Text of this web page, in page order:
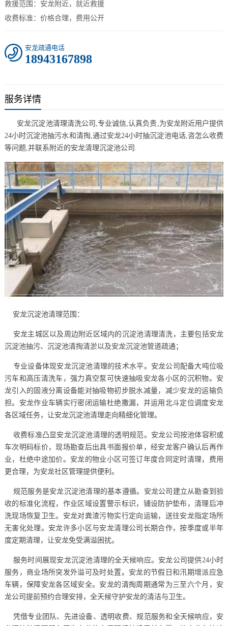
救援范围：安龙附近，就近救援
收费标准：价格合理，费用公开
安龙疏通电话
18943167898
服务详情
安龙沉淀池清理清洗公司,专业诚信,认真负责,为安龙附近用户提供
24小时沉淀池抽污水和清掏,通过安龙24小时抽沉淀池电话,咨怎么收费
等问题,并联系附近的安龙清理沉淀池公司.
安龙沉淀池清理范围：
安龙主城区以及周边附近区域内的沉淀池清理清洗，主要包括安龙
沉淀池抽污、沉淀池清掏清淤以及安龙沉淀池管道疏通；
专业设备体现安龙沉淀池清理的技术水平。安龙公司配备大吨位吸
污车和高压清洗车，强力真空泵可快速抽吸安龙各小区的沉积物。安
龙引入的固液分离设备能对抽吸物初步脱水减量，减少安龙的运输负
担。安龙作业车辆实行密闭运输杜绝撒漏，并运用北斗定位调度安龙
各区域任务，让安龙沉淀池清理走向精细化管理。
收费标准凸显安龙沉淀池清理的透明规范。安龙公司按池体容积或
车次明码标价，现场勘查后出具书面报价单，经安龙客户确认后再作
业，杜绝中途加价。安龙的物业小区可签订年度合同定时清理，费用
更合理，为安龙社区管理提供便利。
规范服务是安龙沉淀池清理的基本遵循。安龙公司建立从勘查到验
收的标准化流程，作业区域设置警示标识，铺设防护垫布，清理后冲
洗现场恢复卫生。安龙对粪渣污物实行定向运输，送往安龙指定场所
无害化处理。安龙许多小区与安龙清理公司长期合作，按季度或半年
度定期清理，让安龙免受满溢困扰。
服务时间展现安龙沉淀池清理的全天候响应。安龙公司提供24小时
服务，商业场所突发外溢可及时处置。安龙的节假日和汛期增派应急
车辆，保障安龙各区域安全。安龙的清掏周期通常为三至六个月，安
龙公司提前预约合理安排，全天候守护安龙的清洁与卫生。
凭借专业团队、先进设备、透明收费、规范服务和全天候响应，安